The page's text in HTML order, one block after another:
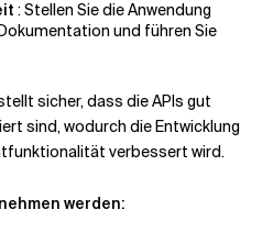
: Stellen Sie die Anwendung
und führen Sie
sicher, dass die APIs gut
sind, wodurch die Entwicklung
verbessert wird.
werden: